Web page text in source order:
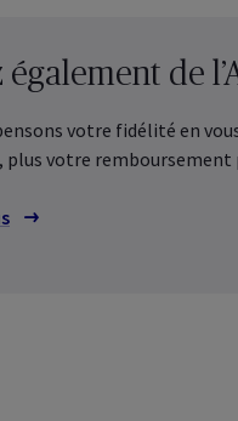
Healthcare
vos assurances santé
également de
votre fidélité en
plus votre remboursement